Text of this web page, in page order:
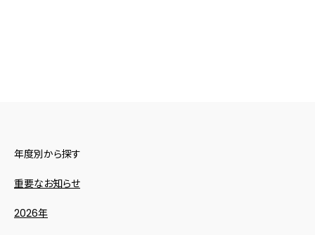
年度別から探す
重要なお知らせ
2026年